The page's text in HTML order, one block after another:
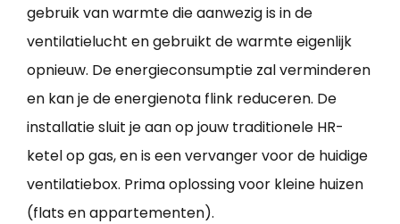
gebruik van warmte die aanwezig is in de
ventilatielucht en gebruikt de warmte eigenlijk
opnieuw. De energieconsumptie zal verminderen
en kan je de energienota flink reduceren. De
installatie sluit je aan op jouw traditionele HR-
ketel op gas, en is een vervanger voor de huidige
ventilatiebox. Prima oplossing voor kleine huizen
(flats en appartementen).